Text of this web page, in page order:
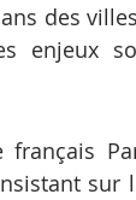
des
enjeux
sur